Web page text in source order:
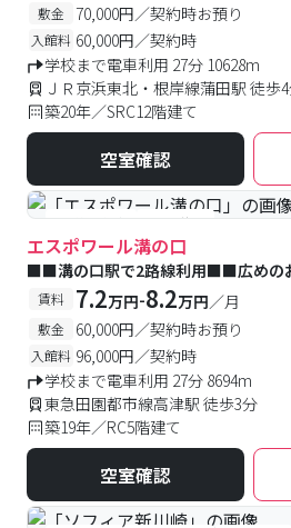
敷金 70,000円／契約時お預り
入館料 60,000円／契約時
学校まで電車利用 27分 10628m
ＪＲ京浜東北・根岸線蒲田駅 徒歩
築20年／SRC12階建て
空室確認
#予約受付中 #空室待ち
エスポワール溝の口
■■溝の口駅で2路線利用■■広めの
賃料 7.2万円-8.2万円／月
敷金 60,000円／契約時お預り
入館料 96,000円／契約時
学校まで電車利用 27分 8694m
東急田園都市線高津駅 徒歩3分
築19年／RC5階建て
空室確認